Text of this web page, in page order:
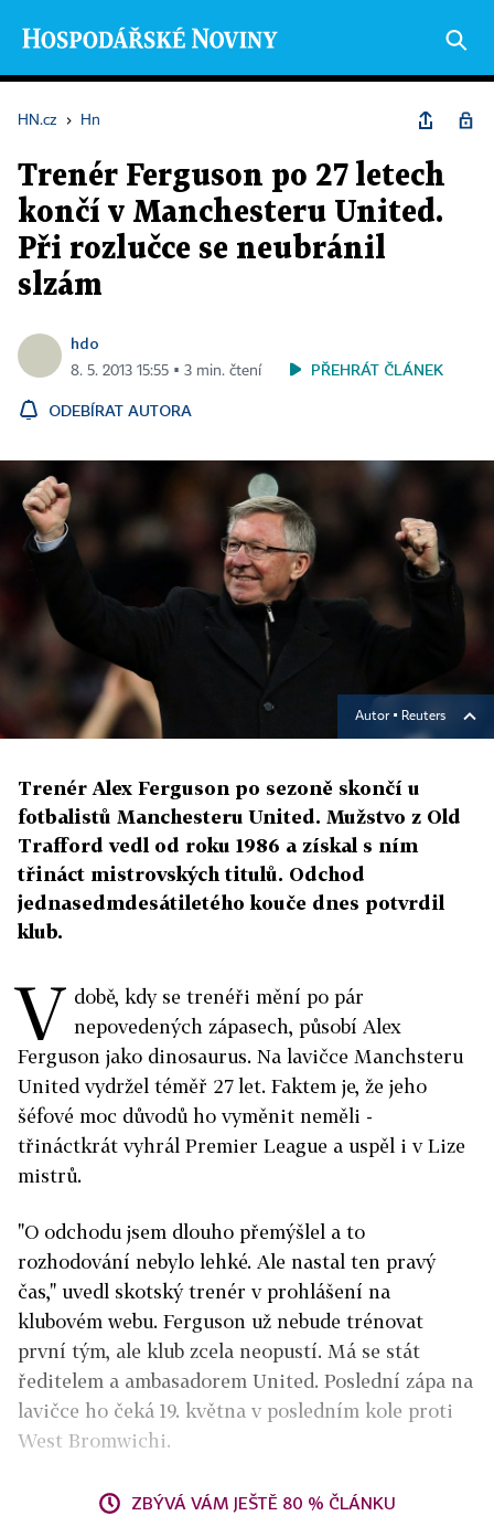
HN.cz › Hn
Trenér Ferguson po 27 letech
končí v Manchesteru United.
Při rozlučce se neubránil
slzám
hdo
8. 5. 2013 15:55 ▪ 3 min. čtení PŘEHRÁT ČLÁNEK
ODEBÍRAT AUTORA
Autor ▪ Reuters
Trenér Alex Ferguson po sezoně skončí u
fotbalistů Manchesteru United. Mužstvo z Old
Trafford vedl od roku 1986 a získal s ním
třináct mistrovských titulů. Odchod
jednasedmdesátiletého kouče dnes potvrdil
klub.
V době, kdy se trenéři mění po pár
nepovedených zápasech, působí Alex
Ferguson jako dinosaurus. Na lavičce Manchsteru
United vydržel téměř 27 let. Faktem je, že jeho
šéfové moc důvodů ho vyměnit neměli -
třináctkrát vyhrál Premier League a uspěl i v Lize
mistrů.
"O odchodu jsem dlouho přemýšlel a to
rozhodování nebylo lehké. Ale nastal ten pravý
čas," uvedl skotský trenér v prohlášení na
klubovém webu. Ferguson už nebude trénovat
první tým, ale klub zcela neopustí. Má se stát
ředitelem a ambasadorem United. Poslední zápa na
lavičce ho čeká 19. května v posledním kole proti
West Bromwichi.
ZBÝVÁ VÁM JEŠTĚ 80 % ČLÁNKU